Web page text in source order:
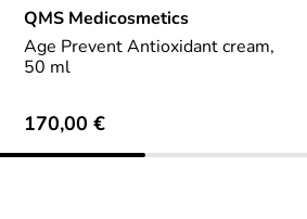
QMS Medicosmetics
Age Prevent Antioxidant cream,
50 ml
170,00 €